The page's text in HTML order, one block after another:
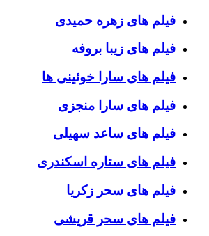
فیلم های زهره حمیدی
فیلم های زیبا بروفه
فیلم های سارا خوئینی ها
فیلم های سارا منجزی
فیلم های ساعد سهیلی
فیلم های ستاره اسکندری
فیلم های سحر زکریا
فیلم های سحر قریشی